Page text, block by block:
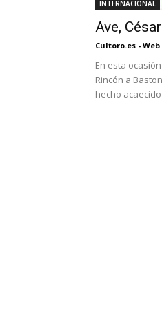
INTERNACIONAL
Ave, César
Cultoro.es -
En esta
Rincón a
hecho acaecido